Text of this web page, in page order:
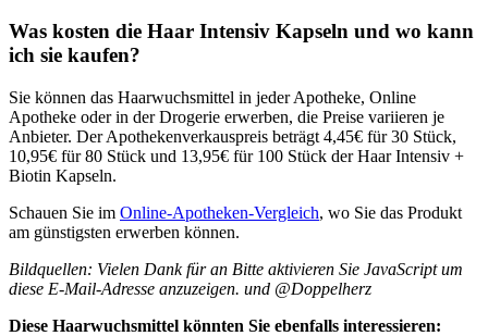
Was kosten die Haar Intensiv Kapseln und wo kann
ich sie kaufen?
Sie können das Haarwuchsmittel in jeder Apotheke, Online
Apotheke oder in der Drogerie erwerben, die Preise variieren je
Anbieter. Der Apothekenverkauspreis beträgt 4,45€ für 30 Stück,
10,95€ für 80 Stück und 13,95€ für 100 Stück der Haar Intensiv +
Biotin Kapseln.
Schauen Sie im Online-Apotheken-Vergleich, wo Sie das Produkt
am günstigsten erwerben können.
Bildquellen: Vielen Dank für an Bitte aktivieren Sie JavaScript um
diese E-Mail-Adresse anzuzeigen. und @Doppelherz
Diese Haarwuchsmittel könnten Sie ebenfalls interessieren: